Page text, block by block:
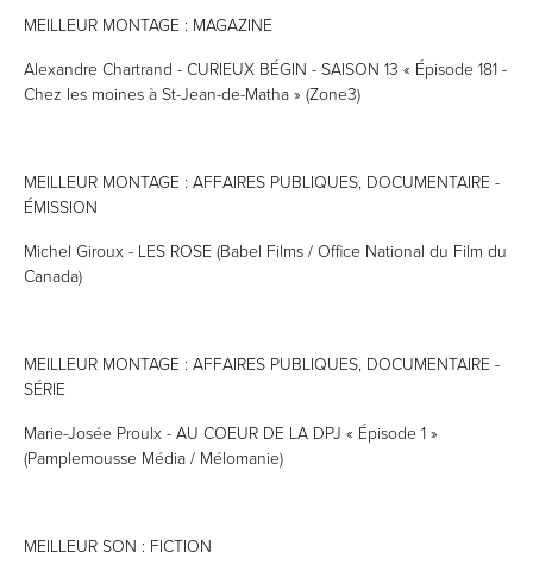
MEILLEUR MONTAGE : MAGAZINE
Alexandre Chartrand - CURIEUX BÉGIN - SAISON 13 « Épisode 181 -
Chez les moines à St-Jean-de-Matha » (Zone3)
MEILLEUR MONTAGE : AFFAIRES PUBLIQUES, DOCUMENTAIRE -
ÉMISSION
Michel Giroux - LES ROSE (Babel Films / Office National du Film du
Canada)
MEILLEUR MONTAGE : AFFAIRES PUBLIQUES, DOCUMENTAIRE -
SÉRIE
Marie-Josée Proulx - AU COEUR DE LA DPJ « Épisode 1 »
(Pamplemousse Média / Mélomanie)
MEILLEUR SON : FICTION